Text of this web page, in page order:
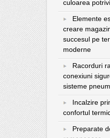
culoarea
Elemente
creare
succesul pe
moderne
Racorduri
conexiuni
sisteme
Incalzire
confortul
Preparate